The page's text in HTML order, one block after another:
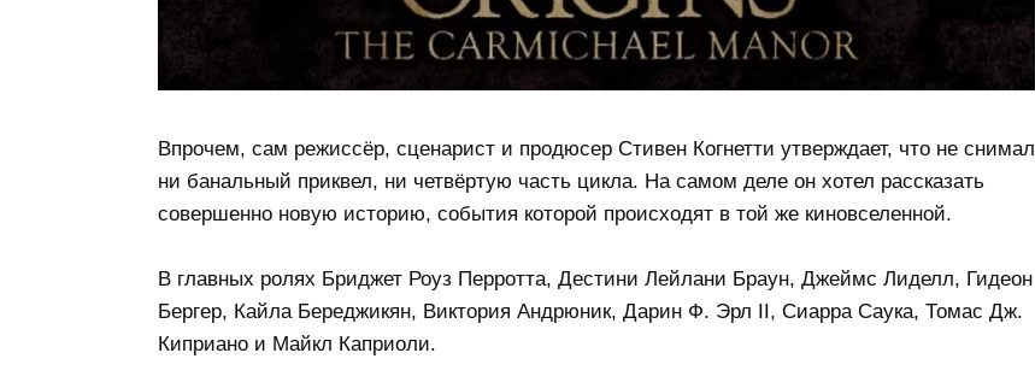
Впрочем, сам режиссёр, сценарист и продюсер Стивен Когнетти утверждает, что не снимал
ни банальный приквел, ни четвёртую часть цикла. На самом деле он хотел рассказать
совершенно новую историю, события которой происходят в той же киновселенной.
В главных ролях Бриджет Роуз Перротта, Дестини Лейлани Браун, Джеймс Лиделл, Гидеон
Бергер, Кайла Береджикян, Виктория Андрюник, Дарин Ф. Эрл II, Сиарра Саука, Томас Дж.
Киприано и Майкл Каприоли.